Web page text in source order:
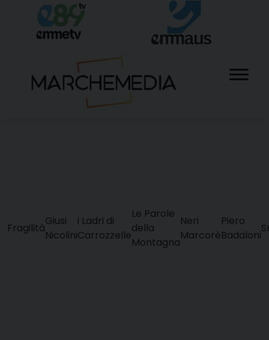
content
Fragilità
Giusi
Nicolini
i Ladri di
Carrozzelle
Le Parole
della
Montagna
Neri
Marcorè
Piero
Badaloni